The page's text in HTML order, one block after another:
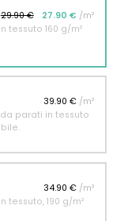
29.90 € 27.90 € /m²
tessuto 160 g/m²
39.90 € /m²
parati in tessuto
34.90 € /m²
tessuto, 190 g/m²